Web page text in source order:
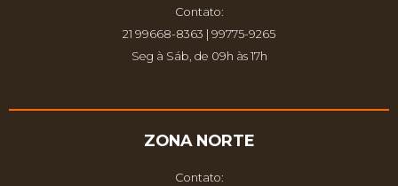
Contato:
21 99668-8363 | 99775-9265
Seg à Sáb, de 09h às 17h
ZONA NORTE
Contato: